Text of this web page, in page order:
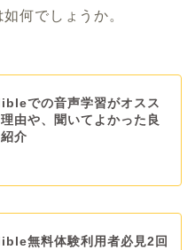
何でしょうか。
での音声学習がオスス
理由や、聞いてよかった良
介
無料体験利用者必見2回